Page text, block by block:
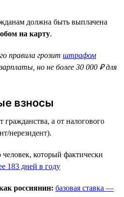
должна быть выплачена
на карту.
правила грозит штрафом
но не более 30 000 ₽ для
взносы
а от налогового
нерезидент).
который фактически
183 дней в году
россиянин: базовая ставка —